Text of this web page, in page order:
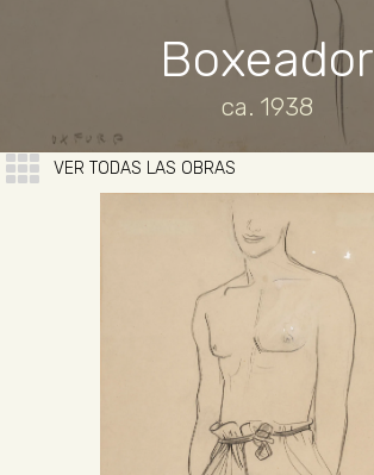
Boxeador
ca. 1938
VER TODAS LAS OBRAS